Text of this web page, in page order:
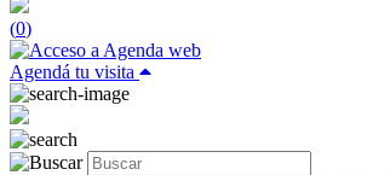
(0)
Agendá tu visita